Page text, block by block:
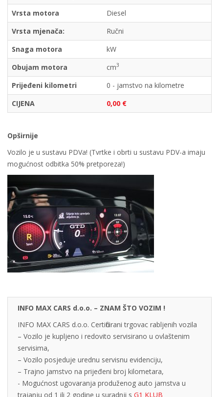
Vrsta motora
Diesel
Vrsta mjenača:
Ručni
Snaga motora
kW
Obujam motora
cm3
Prijeđeni kilometri
0 - jamstvo na kilometre
CIJENA
0,00 €
Opširnije
Vozilo je u sustavu PDVa! (Tvrtke i obrti u sustavu PDV-a imaju
mogućnost odbitka 50% pretporeza!)
INFO MAX CARS d.o.o. – ZNAM ŠTO VOZIM !
INFO MAX CARS d.o.o. Certificirani trgovac rabljenih vozila
– Vozilo je kupljeno i redovito servisirano u ovlaštenim
servisima,
– Vozilo posjeduje urednu servisnu evidenciju,
– Trajno jamstvo na prijeđeni broj kilometara,
- Mogućnost ugovaranja produženog auto jamstva u
trajanju od 1 ili 2 godine u suradnji s G1 KLUB